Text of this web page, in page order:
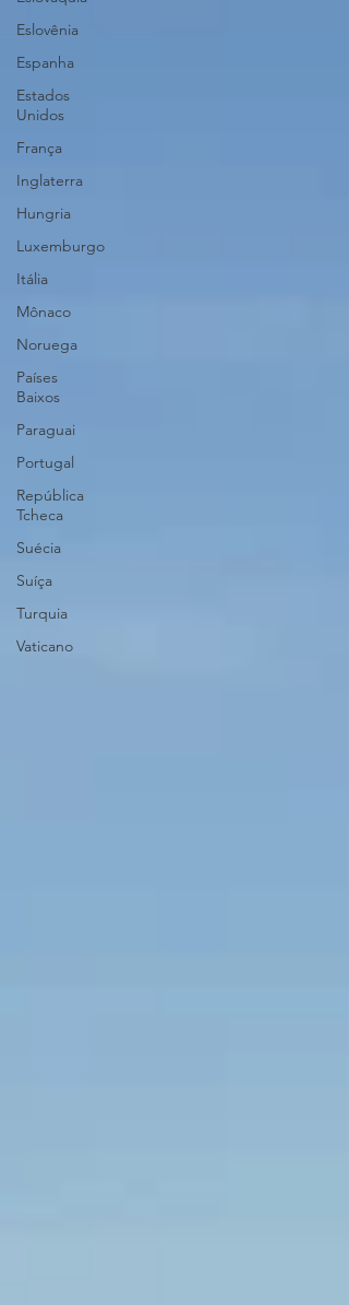
Eslovênia
Espanha
Estados
Unidos
França
Inglaterra
Hungria
Luxemburgo
Itália
Mônaco
Noruega
Países
Baixos
Paraguai
Portugal
República
Tcheca
Suécia
Suíça
Turquia
Vaticano